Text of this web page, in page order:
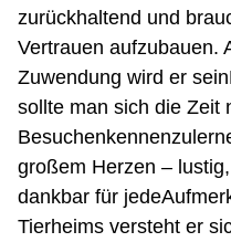
zurückhaltend und
Vertrauen aufzubauen.
Zuwendung wird er
sollte man sich die Zeit
großem Herzen –
dankbar für
Tierheims versteht er